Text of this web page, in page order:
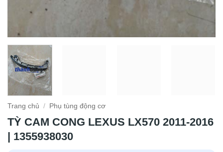
Trang chủ / Phụ tùng động cơ
TỲ CAM CONG LEXUS LX570 2011-2016
| 1355938030